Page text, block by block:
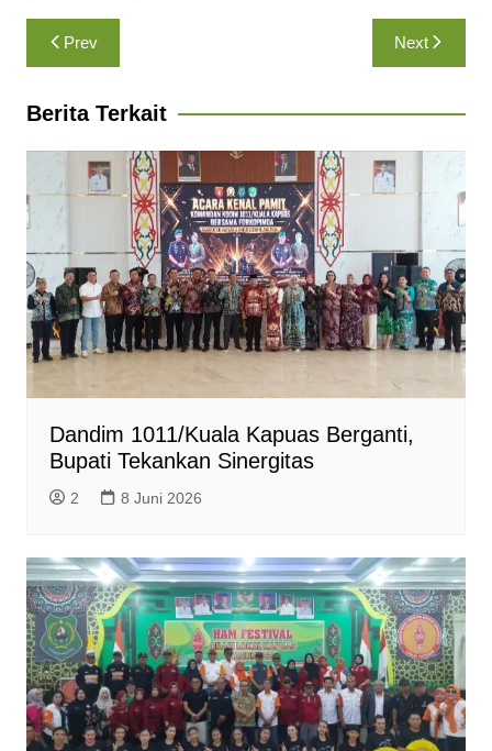
a
t
s
p
p
c
e
b
o
k
a
m
e
r
i
n
d
l
y
Navigasi
pos
Prev Next
Berita Terkait
Dandim 1011/Kuala Kapuas Berganti,
Bupati Tekankan Sinergitas
2 8 Juni 2026